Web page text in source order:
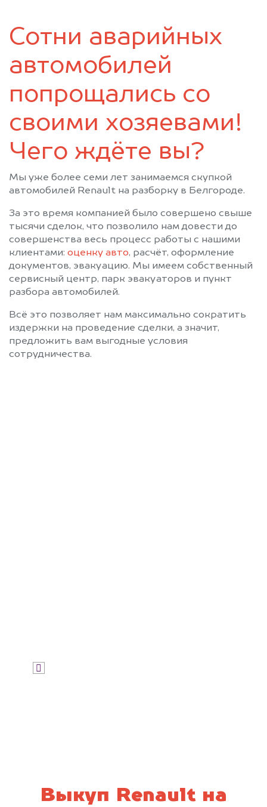
Сотни аварийных
автомобилей
попрощались со
своими хозяевами!
Чего ждёте вы?
Мы уже более семи лет занимаемся скупкой
автомобилей Renault на разборку в Белгороде.
За это время компанией было совершено свыше
тысячи сделок, что позволило нам довести до
совершенства весь процесс работы с нашими
клиентами: оценку авто, расчёт, оформление
документов, эвакуацию. Мы имеем собственный
сервисный центр, парк эвакуаторов и пункт
разбора автомобилей.
Всё это позволяет нам максимально сократить
издержки на проведение сделки, а значит,
предложить вам выгодные условия
сотрудничества.
Выкуп Renault на